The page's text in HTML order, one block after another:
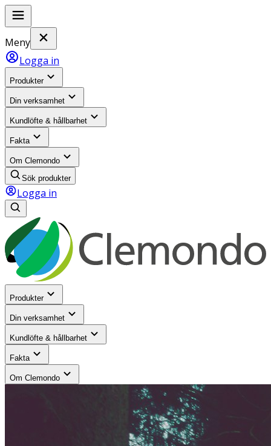
Meny
Logga in
Produkter
Din verksamhet
Kundlöfte & hållbarhet
Fakta
Om Clemondo
Sök produkter
Logga in
Produkter
Din verksamhet
Kundlöfte & hållbarhet
Fakta
Om Clemondo